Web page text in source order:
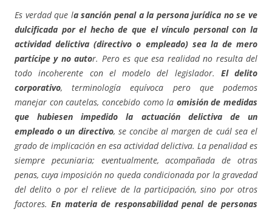
Es verdad que la sanción penal a la persona jurídica no se ve
dulcificada por el hecho de que el vínculo personal con la
actividad delictiva (directivo o empleado) sea la de mero
partícipe y no autor. Pero es que esa realidad no resulta del
todo incoherente con el modelo del legislador. El delito
corporativo, terminología equívoca pero que podemos
manejar con cautelas, concebido como la omisión de medidas
que hubiesen impedido la actuación delictiva de un
empleado o un directivo, se concibe al margen de cuál sea el
grado de implicación en esa actividad delictiva. La penalidad es
siempre pecuniaria; eventualmente, acompañada de otras
penas, cuya imposición no queda condicionada por la gravedad
del delito o por el relieve de la participación, sino por otros
factores.En materia de responsabilidad penal de personas